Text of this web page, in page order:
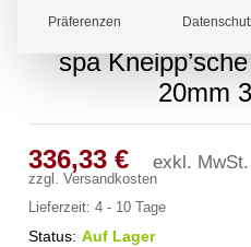
spa
20mm
336,33€ exkl. MwSt.
zzgl.Versandkosten
Lieferzeit:4 - 10 Tage
Status: Auf Lager
Präferenzen